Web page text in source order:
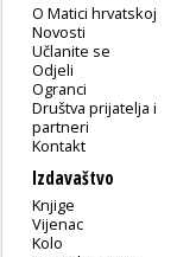
O Matici hrvatskoj
Novosti
Učlanite se
Odjeli
Ogranci
Društva prijatelja i
partneri
Kontakt
Izdavaštvo
Knjige
Vijenac
Kolo